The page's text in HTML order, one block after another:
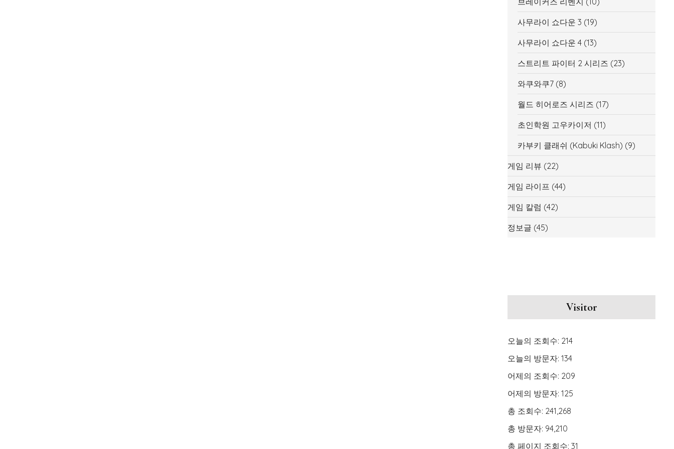
사무라이 쇼다운 3 (19)
사무라이 쇼다운 4 (13)
스트리트 파이터 2 시리즈 (23)
와쿠와쿠7 (8)
월드 히어로즈 시리즈 (17)
초인학원 고우카이저 (11)
카부키 클래쉬 (Kabuki Klash) (9)
게임 리뷰 (22)
게임 라이프 (44)
게임 칼럼 (42)
정보글 (45)
Visitor
오늘의 조회수: 214
오늘의 방문자: 134
어제의 조회수: 209
어제의 방문자: 125
총 조회수: 241,268
총 방문자: 94,210
총 페이지 조회수: 31